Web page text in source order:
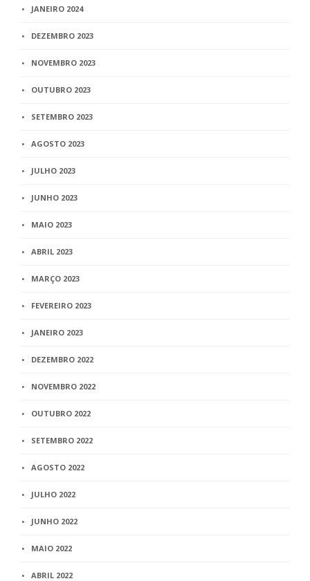
JANEIRO 2024
DEZEMBRO 2023
NOVEMBRO 2023
OUTUBRO 2023
SETEMBRO 2023
AGOSTO 2023
JULHO 2023
JUNHO 2023
MAIO 2023
ABRIL 2023
MARÇO 2023
FEVEREIRO 2023
JANEIRO 2023
DEZEMBRO 2022
NOVEMBRO 2022
OUTUBRO 2022
SETEMBRO 2022
AGOSTO 2022
JULHO 2022
JUNHO 2022
MAIO 2022
ABRIL 2022